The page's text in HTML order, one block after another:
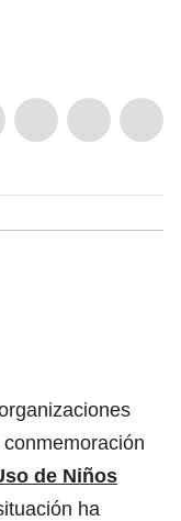
de Niños
ha